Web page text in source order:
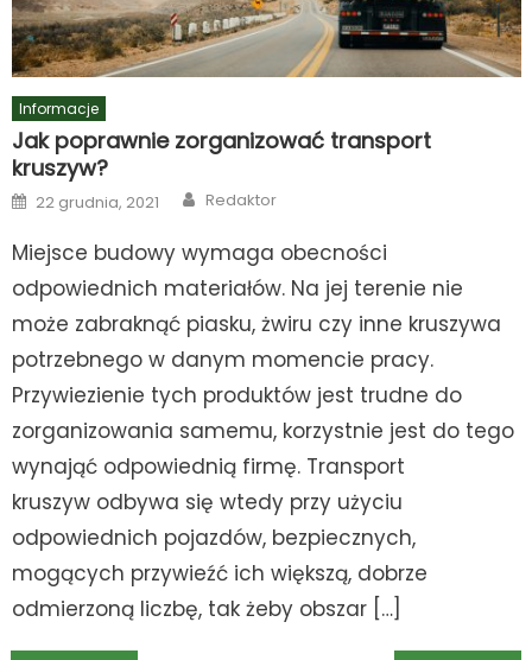
Informacje
Jak poprawnie zorganizować transport
kruszyw?
Posted
on
22 grudnia, 2021 Author
Redaktor
Miejsce budowy wymaga obecności
odpowiednich materiałów. Na jej terenie nie
może zabraknąć piasku, żwiru czy inne kruszywa
potrzebnego w danym momencie pracy.
Przywiezienie tych produktów jest trudne do
zorganizowania samemu, korzystnie jest do tego
wynająć odpowiednią firmę. Transport
kruszyw odbywa się wtedy przy użyciu
odpowiednich pojazdów, bezpiecznych,
mogących przywieźć ich większą, dobrze
odmierzoną liczbę, tak żeby obszar […]